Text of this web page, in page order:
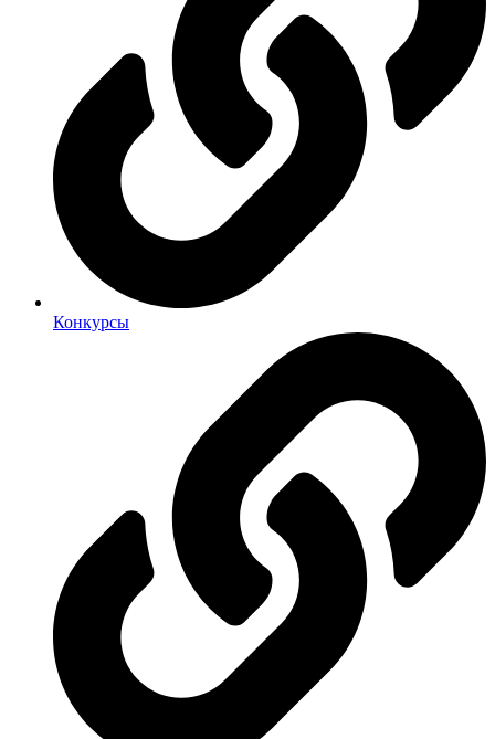
Конкурсы